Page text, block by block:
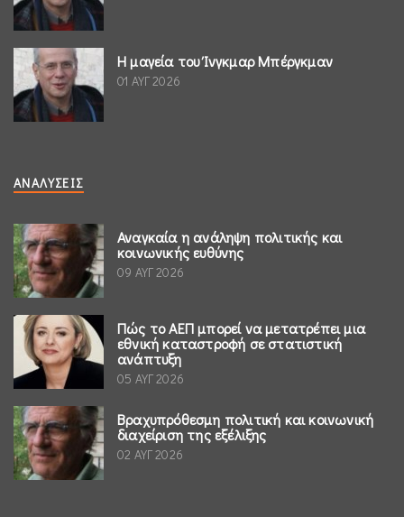
Η μαγεία του Ίνγκμαρ Μπέργκμαν
01 ΑΥΓ 2026
ΑΝΑΛΎΣΕΙΣ
Αναγκαία η ανάληψη πολιτικής και
κοινωνικής ευθύνης
09 ΑΥΓ 2026
Πώς το ΑΕΠ μπορεί να μετατρέπει μια
εθνική καταστροφή σε στατιστική
ανάπτυξη
05 ΑΥΓ 2026
Βραχυπρόθεσμη πολιτική και κοινωνική
διαχείριση της εξέλιξης
02 ΑΥΓ 2026